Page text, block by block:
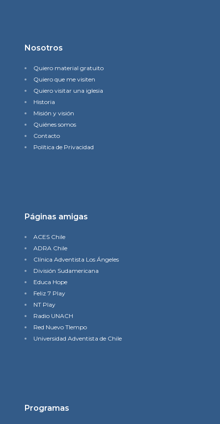
Nosotros
Quiero material gratuito
Quiero que me visiten
Quiero visitar una iglesia
Historia
Misión y visión
Quiénes somos
Contacto
Política de Privacidad
Páginas amigas
ACES Chile
ADRA Chile
Clínica Adventista Los Ángeles
División Sudamericana
Educa Hope
Feliz 7 Play
NT Play
Radio UNACH
Red Nuevo TIempo
Universidad Adventista de Chile
Programas